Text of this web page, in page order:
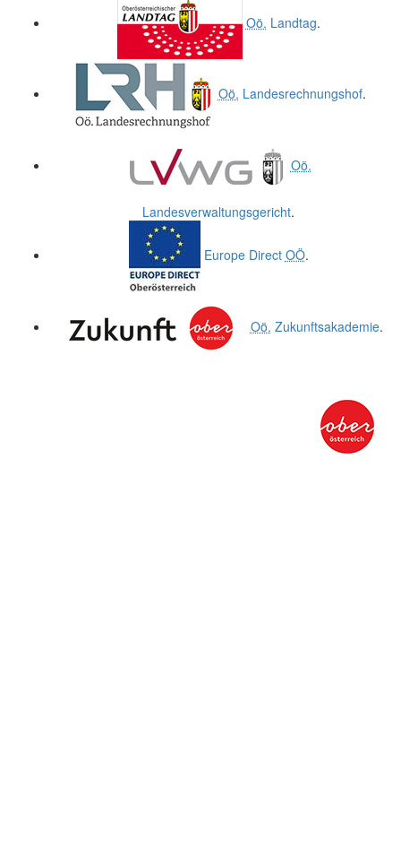
Oö. Landtag.
Oö. Landesrechnungshof.
Oö.
Landesverwaltungsgericht.
Europe Direct OÖ.
Oö. Zukunftsakademie.